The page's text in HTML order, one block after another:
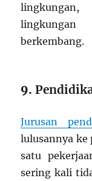
berkembang.
9.
Jurusan
lulusannya ke
satu
sering kali